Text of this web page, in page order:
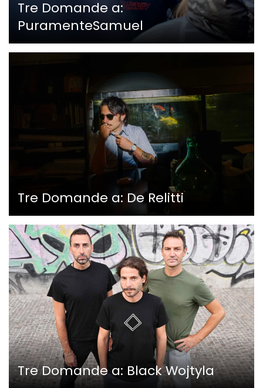
Tre Domande a:
PuramenteSamuel
Tre Domande a: De Relitti
Tre Domande a: Black Wojtyla